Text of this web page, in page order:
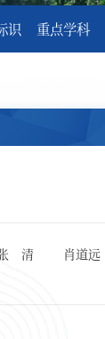
识 重点学科
清
肖道远